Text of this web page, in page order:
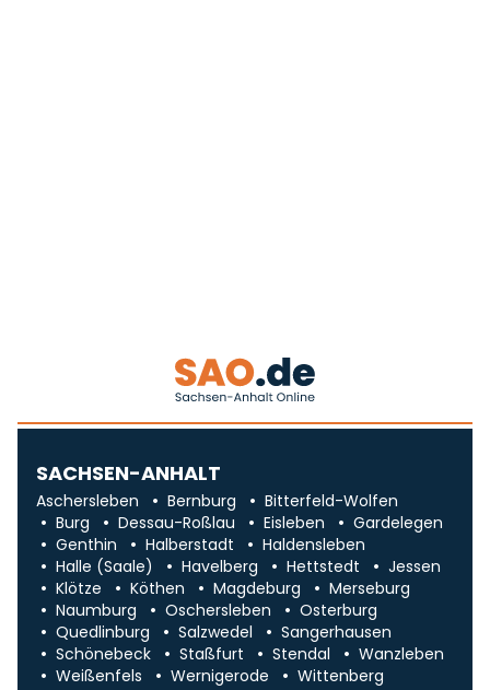
SACHSEN-ANHALT
Aschersleben Bernburg
Bitterfeld-Wolfen
Burg
Dessau-Roßlau Eisleben
Gardelegen
Genthin
Halberstadt
Haldensleben
Halle (Saale)
Havelberg Hettstedt
Jessen
Klötze
Köthen Magdeburg
Merseburg
Naumburg
Oschersleben
Osterburg
Quedlinburg
Salzwedel
Sangerhausen
Schönebeck
Staßfurt Stendal
Wanzleben
Weißenfels
Wernigerode
Wittenberg